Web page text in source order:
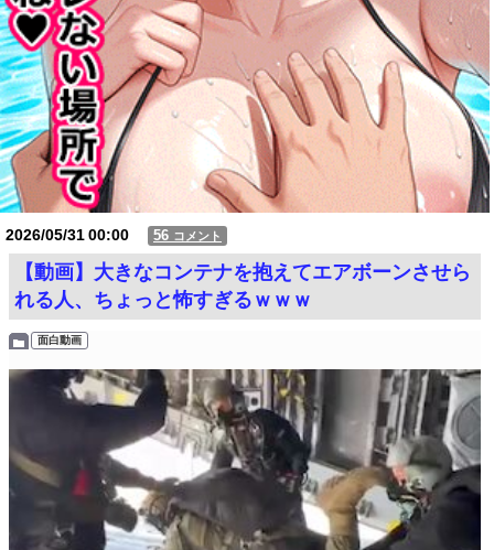
2026/05/3100:00 56 コメント
【動画】大きなコンテナを抱えてエアボーンさせら
れる人、ちょっと怖すぎるｗｗｗ
面白動画